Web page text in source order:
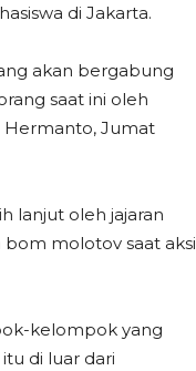
di Jakarta.
akan bergabung
saat ini oleh
Hermanto, Jumat
lanjut oleh jajaran
molotov saat aksi
kelompok yang
di luar dari